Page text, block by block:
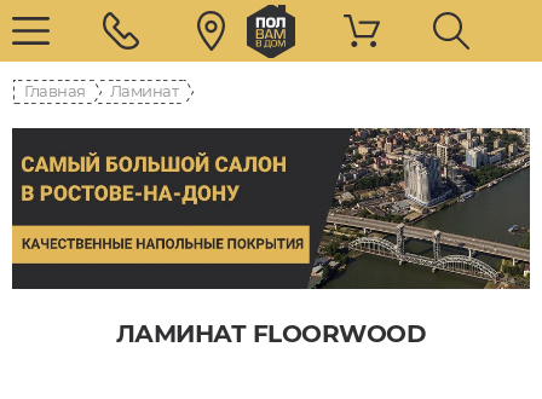
Главная Ламинат
ЛАМИНАТ FLOORWOOD